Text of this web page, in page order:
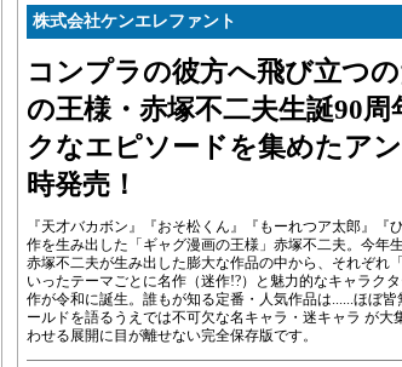
株式会社ケンエレファント
コンプラの彼方へ飛び立つ
の王様・赤塚不二夫生誕90
クなエピソードを集めたア
時発売！
『天才バカボン』『おそ松くん』『もーれつア太郎』『
作を生み出した「ギャグ漫画の王様」赤塚不二夫。今年
赤塚不二夫が生み出した膨大な作品の中から、それぞれ
いったテーマごとに名作（迷作!?）と魅力的なキャラク
作が令和に誕生。誰もが知る定番・人気作品は......ほぼ
ールドを語るうえでは不可欠な名キャラ・迷キャラ が大
わせる展開に目が離せない完全保存版です。